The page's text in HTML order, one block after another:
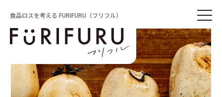
食品ロスを考える FURIFURU（フリフル）